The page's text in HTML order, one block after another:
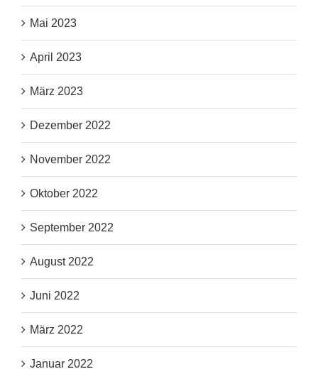
Mai 2023
April 2023
März 2023
Dezember 2022
November 2022
Oktober 2022
September 2022
August 2022
Juni 2022
März 2022
Januar 2022